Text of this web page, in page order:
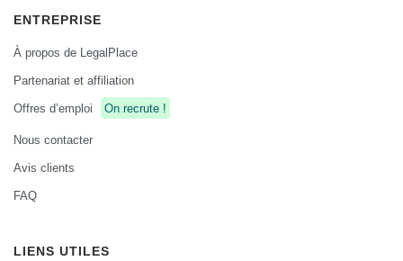
ENTREPRISE
À propos de LegalPlace
Partenariat et affiliation
Offres d’emploi
On recrute !
Nous contacter
Avis clients
FAQ
LIENS UTILES